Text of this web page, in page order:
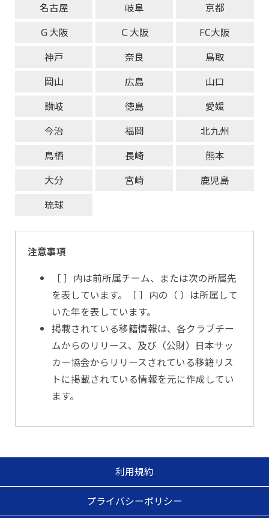
名古屋
岐阜
京都
Ｇ大阪
Ｃ大阪
FC大阪
神戸
奈良
鳥取
岡山
広島
山口
讃岐
徳島
愛媛
今治
福岡
北九州
鳥栖
長崎
熊本
大分
宮崎
鹿児島
琉球
注意事項
［ ］内は前所属チーム、または次の所属先
を表しています。［ ］内の（ ）は所属して
いた年を表しています。
掲載されている移籍情報は、各クラブチー
ムからのリリース、及び（公財）日本サッ
カー協会からリリースされている移籍リス
トに掲載されている情報を元に作成してい
ます。
利用規約
プライバシーポリシー